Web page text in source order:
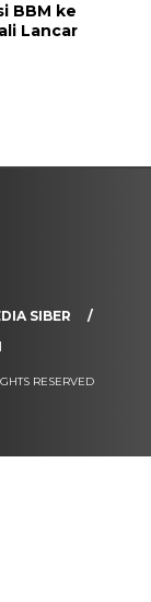
BBM ke
Lancar
SIBER
RESERVED